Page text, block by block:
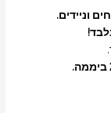
וניידים.